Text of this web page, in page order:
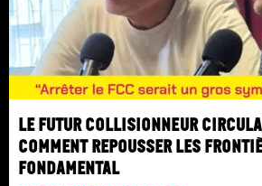
Le Futur Collisionneur
comment repousser les
fondamental